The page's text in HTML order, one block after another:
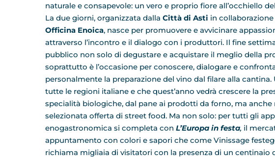
naturale e consapevole: un vero e proprio fiore all’occhiello
La due giorni, organizzata dalla Città di Asti in
Officina Enoica, nasce per promuovere e avvicinare
attraverso l’incontro e il dialogo con i produttori. Il fine
pubblico non solo di degustare e acquistare il meglio della
soprattutto è l’occasione per conoscere, dialogare e
personalmente la preparazione del vino dal filare alla
tutte le regioni italiane e che quest’anno vedrà crescere la
specialità biologiche, dal pane ai prodotti da forno, ma
selezionata offerta di street food. Ma non solo: per tutti gli
enogastronomica si completa con L’Europa in festa, il
appuntamento con colori e sapori che come Vinissage
richiama migliaia di visitatori con la presenza di un